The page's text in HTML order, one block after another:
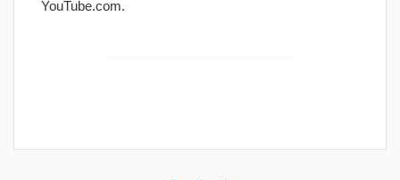
YouTube.com.